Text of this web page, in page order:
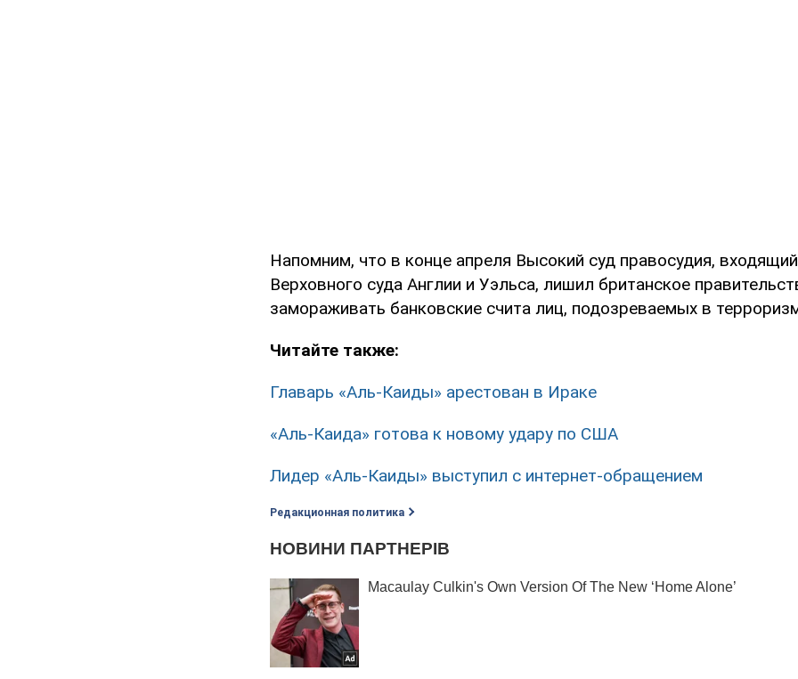
Напомним, что в конце апреля Высокий суд правосудия,
Верховного суда Англии и Уэльса, лишил британское
замораживать банковские счита лиц, подозреваемых в
Читайте также:
Главарь «Аль-Каиды» арестован в Ираке
«Аль-Каида» готова к новому удару по США
Лидер «Аль-Каиды» выступил с интернет-обращением
Редакционная политика